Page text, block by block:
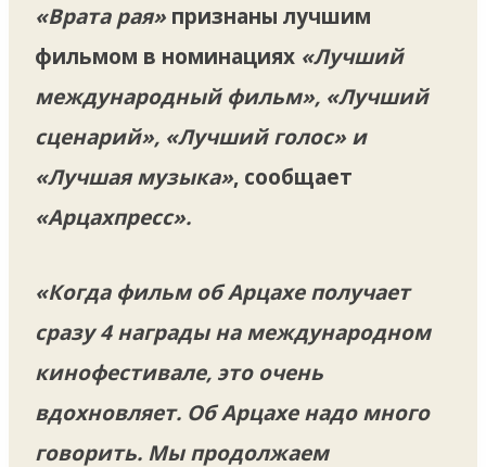
«Врата рая» признаны лучшим
фильмом в номинациях «Лучший
международный фильм», «Лучший
сценарий», «Лучший голос» и
«Лучшая музыка», сообщает
«Арцахпресс».
«Когда фильм об Арцахе получает
сразу 4 награды на международном
кинофестивале, это очень
вдохновляет. Об Арцахе надо много
говорить. Мы продолжаем